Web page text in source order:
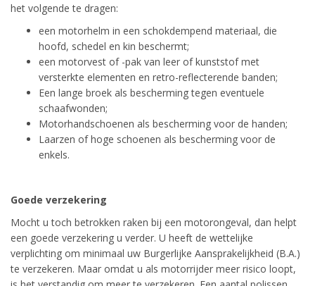
het volgende te dragen:
een motorhelm in een schokdempend materiaal, die
hoofd, schedel en kin beschermt;
een motorvest of -pak van leer of kunststof met
versterkte elementen en retro-reflecterende banden;
Een lange broek als bescherming tegen eventuele
schaafwonden;
Motorhandschoenen als bescherming voor de handen;
Laarzen of hoge schoenen als bescherming voor de
enkels.
Goede verzekering
Mocht u toch betrokken raken bij een motorongeval, dan helpt
een goede verzekering u verder. U heeft de wettelijke
verplichting om minimaal uw Burgerlijke Aansprakelijkheid (B.A.)
te verzekeren. Maar omdat u als motorrijder meer risico loopt,